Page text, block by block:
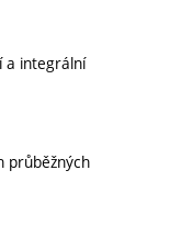
a integrální
průběžných